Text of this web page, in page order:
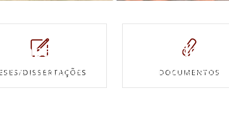
DISSERTAÇÕES DOCUMENTOS
Mapas e
topográficas
Vídeos
Veja todos os vídeos